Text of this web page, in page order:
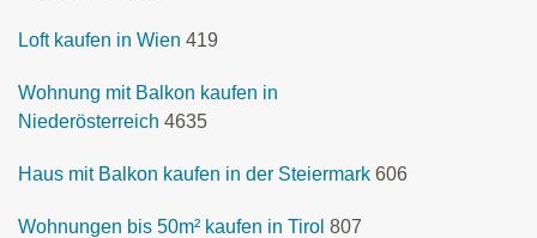
Loft kaufen in Wien 419
Wohnung mit Balkon kaufen in
Niederösterreich 4635
Haus mit Balkon kaufen in der Steiermark 606
Wohnungen bis 50m² kaufen in Tirol 807